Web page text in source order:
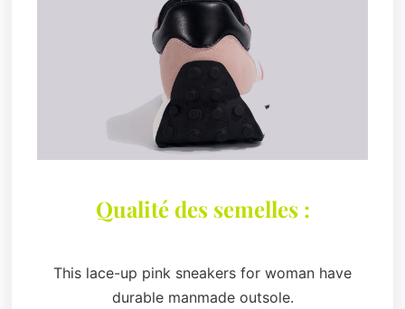
Qualité des semelles :
This lace-up pink sneakers for woman have
durable manmade outsole.